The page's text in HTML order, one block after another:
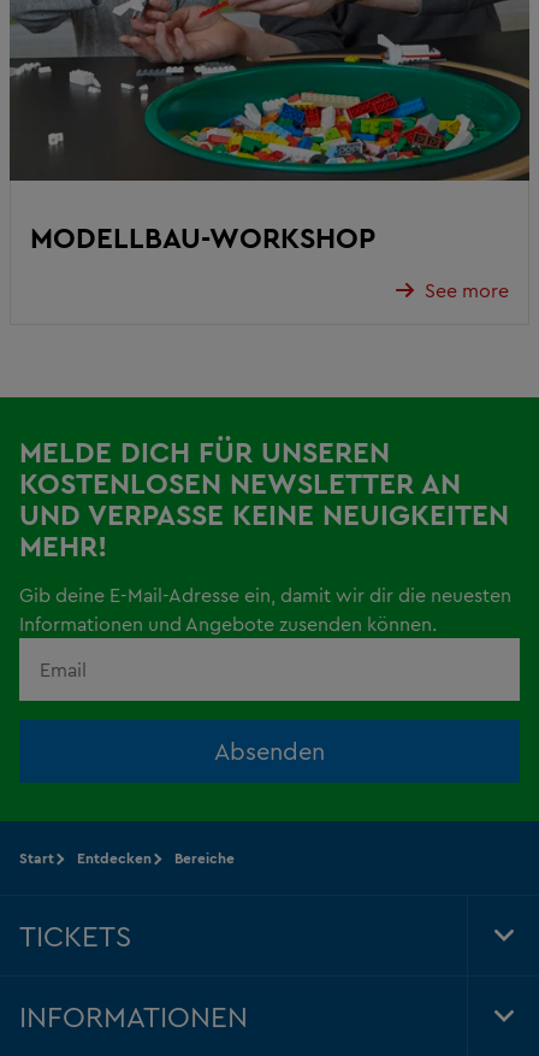
MODELLBAU-WORKSHOP
See more
MELDE DICH FÜR UNSEREN
KOSTENLOSEN NEWSLETTER AN
UND VERPASSE KEINE NEUIGKEITEN
MEHR!
Gib deine E-Mail-Adresse ein, damit wir dir die neuesten
Informationen und Angebote zusenden können.
Absenden
Start Entdecken Bereiche
TICKETS
INFORMATIONEN